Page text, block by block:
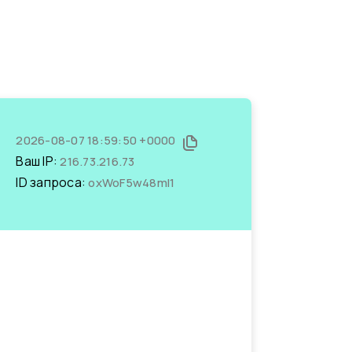
2026-08-07 18:59:50 +0000
Ваш IP:216.73.216.73
ID запроса:oxWoF5w48mI1